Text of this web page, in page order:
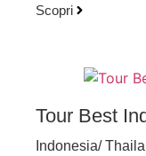
Scopri
Tour Best
Indonesia/